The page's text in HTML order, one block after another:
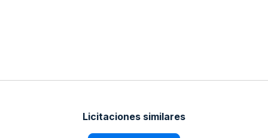
Licitaciones similares